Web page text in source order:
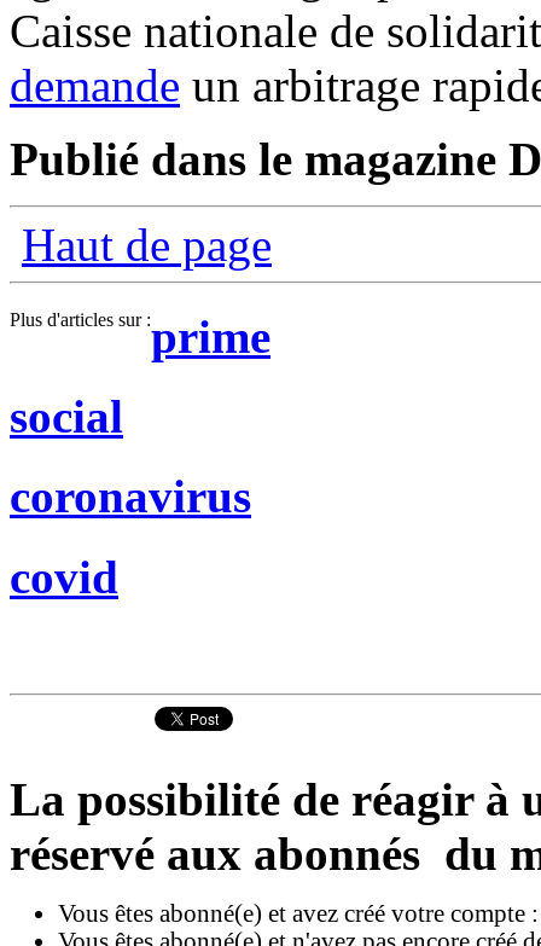
Caisse nationale de
demande un arbitrage
Publié dans le magazine
Haut de page
Plus d'articles sur :prime
social
coronavirus
covid
La possibilité de réagir à
réservé aux abonnés du
Vous êtes abonné(e) et avez créé votre compte